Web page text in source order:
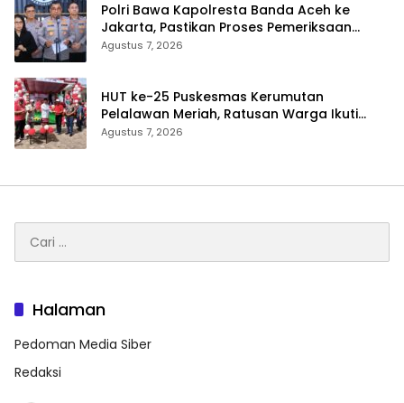
Polri Bawa Kapolresta Banda Aceh ke
Jakarta, Pastikan Proses Pemeriksaan
Profesional dan Transparan
Agustus 7, 2026
HUT ke-25 Puskesmas Kerumutan
Pelalawan Meriah, Ratusan Warga Ikuti
Jalan Santai dan Cek Kesehatan Gratis
Agustus 7, 2026
untuk:
Halaman
Pedoman Media Siber
Redaksi